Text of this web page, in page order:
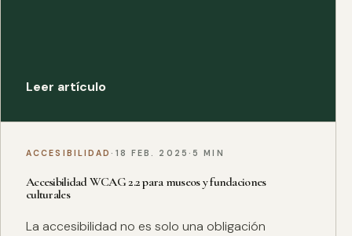
Leer artículo
ACCESIBILIDAD · 18 FEB. 2025 · 5 MIN
Accesibilidad WCAG 2.2 para museos y fundaciones
culturales
La accesibilidad no es solo una obligación